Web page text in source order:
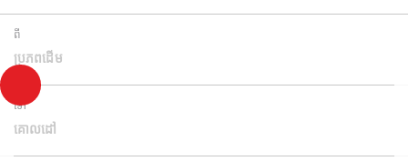
ពី
ប្រភពដើម
ទៅ
គោលដៅ